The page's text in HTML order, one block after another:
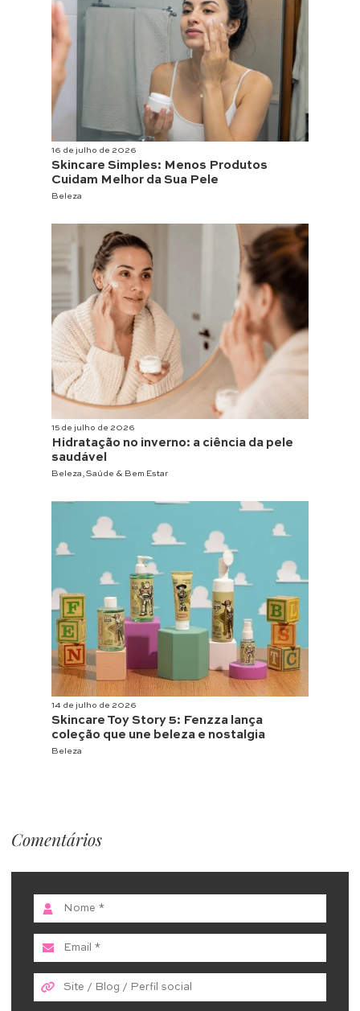
16 de julho de 2026
Skincare Simples: Menos Produtos
Cuidam Melhor da Sua Pele
Beleza
15 de julho de 2026
Hidratação no inverno: a ciência da pele
saudável
Beleza , Saúde & Bem Estar
14 de julho de 2026
Skincare Toy Story 5: Fenzza lança
coleção que une beleza e nostalgia
Beleza
Comentários